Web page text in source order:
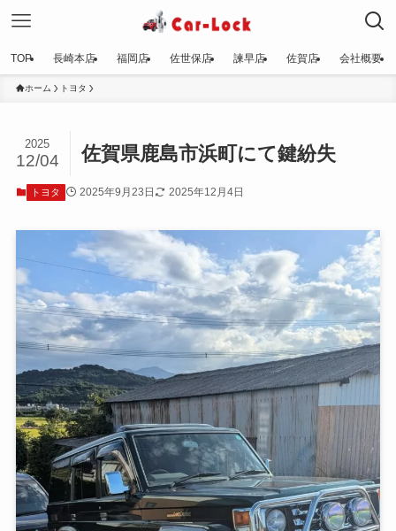
TOP 長崎本店 福岡店 佐世保店 諫早店 佐賀店 会社概要
ホーム トヨタ
佐賀県鹿島市浜町にて鍵紛失
2025
12/04
トヨタ 2025年9月23日 2025年12月4日